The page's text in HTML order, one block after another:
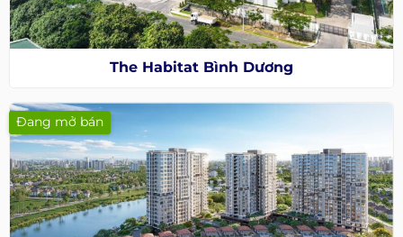
The Habitat Bình Dương
Đang mở bán